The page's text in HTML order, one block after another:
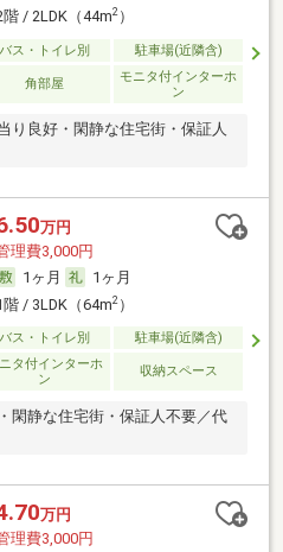
階 / 2LDK（44m2）
バス・トイレ別 駐車場(近隣含)
角部屋
モニタ付インターホ
ン
り良好・閑静な住宅街・保証人
万円
理費3,000円
1ヶ月
1ヶ月
階 / 3LDK（64m2）
バス・トイレ別 駐車場(近隣含)
タ付インターホ
ン
収納スペース
閑静な住宅街・保証人不要／代
万円
理費3,000円